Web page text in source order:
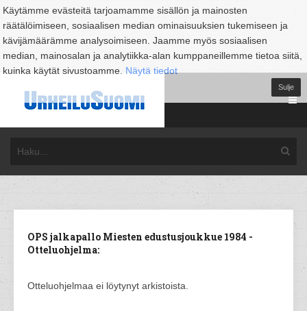
Käytämme evästeitä tarjoamamme sisällön ja mainosten
räätälöimiseen, sosiaalisen median ominaisuuksien tukemiseen ja
kävijämäärämme analysoimiseen. Jaamme myös sosiaalisen
median, mainosalan ja analytiikka-alan kumppaneillemme tietoa siitä,
kuinka käytät sivustoamme. Näytä tiedot
Sulje
OPS jalkapallo Miesten edustusjoukkue 1984 -
Otteluohjelma:
Otteluohjelmaa ei löytynyt arkistoista.